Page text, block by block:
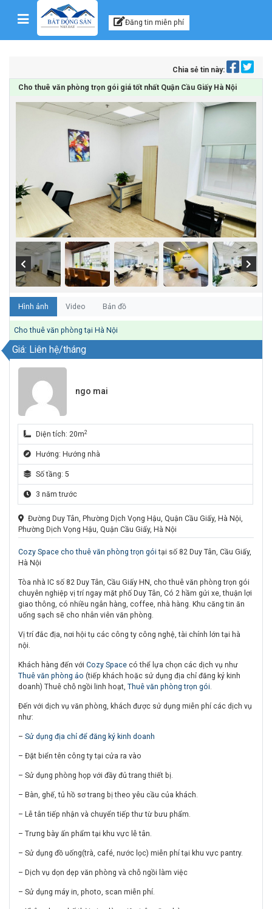
Skip to content Kênh thông tin, tư vấn
Đăng tin miễn phí
Chia sẻ tin này:
Cho thuê văn phòng trọn gói giá tốt nhất Quận Cầu Giấy Hà Nội
Hình ảnh Video Bản đồ
Cho thuê văn phòng tại Hà Nội
Giá: Liên hệ/tháng
ngo mai
Diện tích: 20m2
Hướng: Hướng nhà
Số tầng: 5
3 năm trước
Đường Duy Tân, Phường Dịch Vọng Hậu, Quận Cầu Giấy, Hà Nội,
Phường Dịch Vọng Hậu, Quận Cầu Giấy, Hà Nội
Cozy Space cho thuê văn phòng trọn gói tại số 82 Duy Tân, Cầu Giấy,
Hà Nội
Tòa nhà IC số 82 Duy Tân, Cầu Giấy HN, cho thuê văn phòng trọn gói
chuyên nghiệp vị trí ngay mặt phố Duy Tân, Có 2 hầm gửi xe, thuận lợi
giao thông, có nhiều ngân hàng, coffee, nhà hàng. Khu căng tin ăn
uống sạch sẽ cho nhân viên văn phòng.
Vị trí đắc địa, nơi hội tụ các công ty công nghệ, tài chính lớn tại hà
nội.
Khách hàng đến với Cozy Space có thể lựa chọn các dịch vụ như
Thuê văn phòng ảo (tiếp khách hoặc sử dụng địa chỉ đăng ký kinh
doanh) Thuê chỗ ngồi linh hoạt, Thuê văn phòng trọn gói.
Đến với dịch vụ văn phòng, khách được sử dụng miễn phí các dịch vụ
như:
– Sử dụng địa chỉ để đăng ký kinh doanh
– Đặt biển tên công ty tại cửa ra vào
– Sử dụng phòng họp với đầy đủ trang thiết bị.
– Bàn, ghế, tủ hồ sơ trang bị theo yêu cầu của khách.
– Lễ tân tiếp nhận và chuyển tiếp thư từ bưu phẩm.
– Trưng bày ấn phẩm tại khu vực lễ tân.
– Sử dụng đồ uống(trà, café, nước lọc) miễn phí tại khu vực pantry.
– Dịch vụ dọn dẹp văn phòng và chỗ ngồi làm việc
– Sử dụng máy in, photo, scan miễn phí.